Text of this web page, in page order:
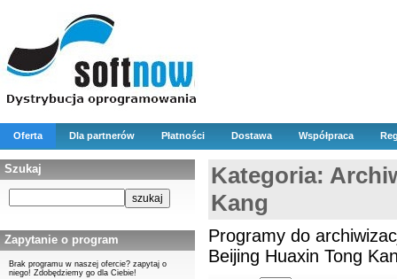
Oferta Dla partnerów Płatności Dostawa Współpraca
Szukaj
Zapytanie o program
Brak programu w naszej ofercie? zapytaj o
niego! Zdobędziemy go dla Ciebie!
Kategoria:
Kang
Programy do
Beijing Huaxin Tong